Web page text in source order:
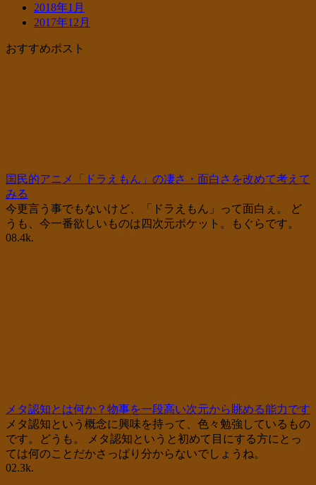
2018年1月
2017年12月
おすすめポスト
国民的アニメ「ドラえもん」の凄さ・面白さを改めて考えて
みる
今更言う事でもないけど、「ドラえもん」って面白ぇ。 ど
うも、今一番欲しいものは四次元ポケット。もぐらです。
08.4k.
メタ認知とは何か？物事を一段高い次元から眺める能力です
メタ認知という概念に興味を持って、色々勉強しているもの
です。どうも。 メタ認知というと初めて目にする方にとっ
ては何のことだかさっぱり分からないでしょうね。
02.3k.